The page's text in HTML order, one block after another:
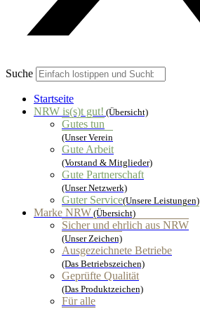
Suche
Startseite
NRW is(s)t gut! (Übersicht)
Gutes tun
(Unser Verein
Gute Arbeit
(Vorstand & Mitglieder)
Gute Partnerschaft
(Unser Netzwerk)
Guter Service(Unsere Leistungen)
Marke NRW (Übersicht)
Sicher und ehrlich aus NRW
(Unser Zeichen)
Ausgezeichnete Betriebe
(Das Betriebszeichen)
Geprüfte Qualität
(Das Produktzeichen)
Für alle